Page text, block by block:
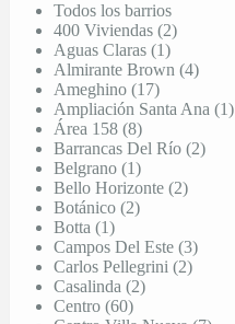
Todos los barrios
400 Viviendas (2)
Aguas Claras (1)
Almirante Brown (4)
Ameghino (17)
Ampliación Santa Ana (1)
Área 158 (8)
Barrancas Del Río (2)
Belgrano (1)
Bello Horizonte (2)
Botánico (2)
Botta (1)
Campos Del Este (3)
Carlos Pellegrini (2)
Casalinda (2)
Centro (60)